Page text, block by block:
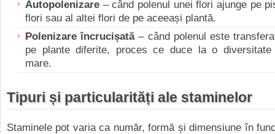
Autopolenizare – când polenul unei flori ajunge pe
flori sau al altei flori de pe aceeași plantă.
Polenizare încrucișată– când polenul este
pe plante diferite, proces ce duce la o diversitate
mare.
Tipuri și particularități ale staminelor
Staminele pot varia ca număr, formă și dimensiune în